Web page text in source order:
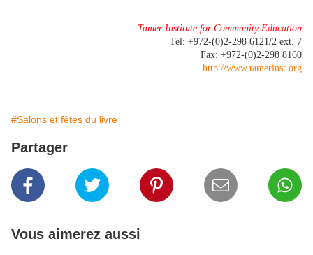
Tamer Institute for Community Education
Tel: +972-(0)2-298 6121/2 ext. 7
Fax: +972-(0)2-298 8160
http://www.tamerinst.org
#Salons et fêtes du livre
Partager
Vous aimerez aussi